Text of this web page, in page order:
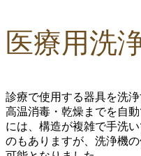
医療用洗
診療で使用する器具を洗
高温消毒・乾燥までを自
には、構造が複雑で手洗
のもありますが、洗浄機